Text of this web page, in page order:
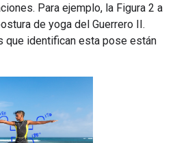
Para ejemplo, la Figura 2 a
de yoga del Guerrero II.
que identifican esta pose están